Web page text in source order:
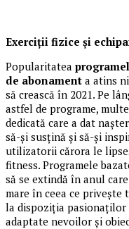
Exerciții fizice și
Popularitatea
de abonament a atins
să crească în 2021. Pe
astfel de programe,
dedicată care a dat
să-și susțină și să-și
utilizatorii cărora le
fitness. Programele
să se extindă în anul
mare în ceea ce
la dispoziția
adaptate nevoilor și